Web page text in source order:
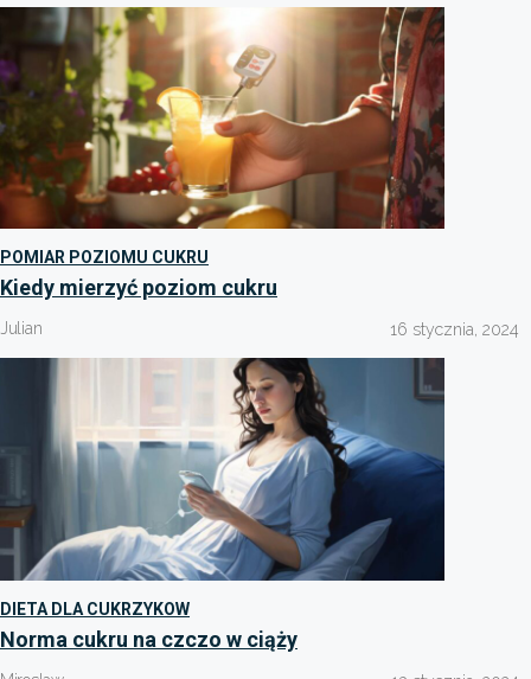
POMIAR POZIOMU CUKRU
Kiedy mierzyć poziom cukru
Julian 16 stycznia, 2024
DIETA DLA CUKRZYKOW
Norma cukru na czczo w ciąży